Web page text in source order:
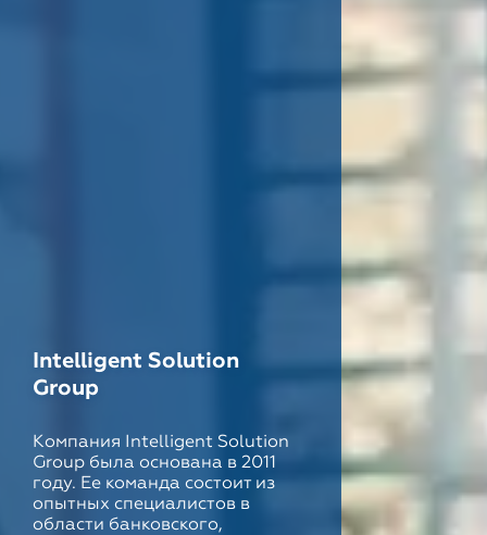
Intelligent Solution
Group
Компания Intelligent Solution
Group была основана в 2011
году. Ее команда состоит из
опытных специалистов в
области банковского,